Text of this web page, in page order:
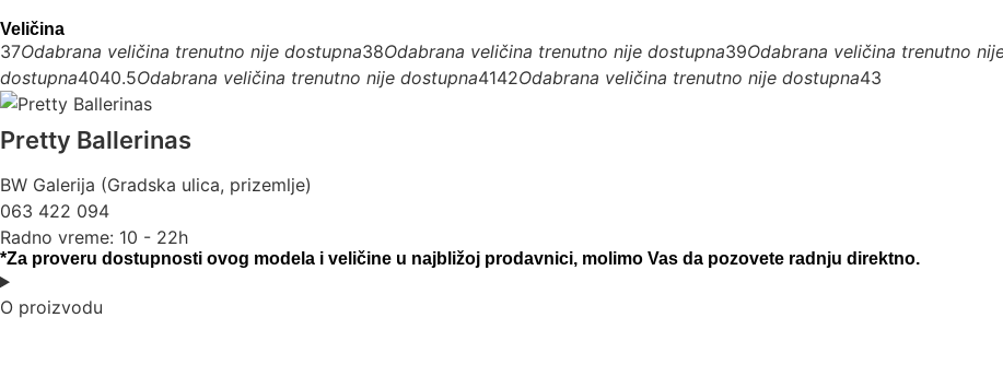
Veličina
37Odabrana veličina trenutno nije dostupna38Odabrana veličina trenutno nije dostupna39Odabrana veličina trenutno
dostupna4040.5Odabrana veličina trenutno nije dostupna4142Odabrana veličina trenutno nije dostupna43
Pretty Ballerinas
BW Galerija (Gradska ulica, prizemlje)
063 422 094
Radno vreme: 10 - 22h
*Za proveru dostupnosti ovog modela i veličine u najbližoj prodavnici, molimo Vas da pozovete radnju direktno.
O proizvodu